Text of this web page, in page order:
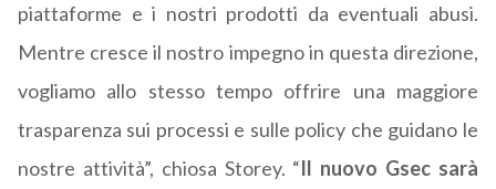
piattaforme e i nostri prodotti da eventuali abusi.
Mentre cresce il nostro impegno in questa direzione,
vogliamo allo stesso tempo offrire una maggiore
trasparenza sui processi e sulle policy che guidano le
nostre attività”, chiosa Storey. “Il nuovo Gsec sarà